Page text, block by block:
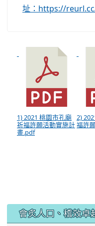
址：https://
1) 2021 桃園市孔廟
祈福許願活動實施計
畫.pdf
2)
福許
會炙人口、稽效卓